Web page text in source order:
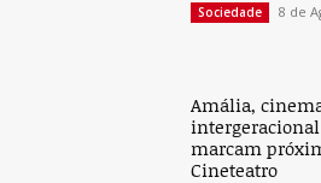
Sociedade 8 de
Amália,
marcam
Cineteatro